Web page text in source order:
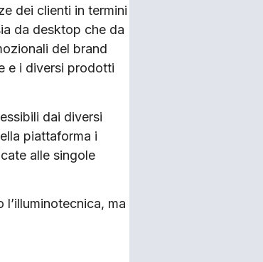
dei clienti in termini
da desktop che da
del brand
e i diversi prodotti
dai diversi
piattaforma i
alle singole
ma